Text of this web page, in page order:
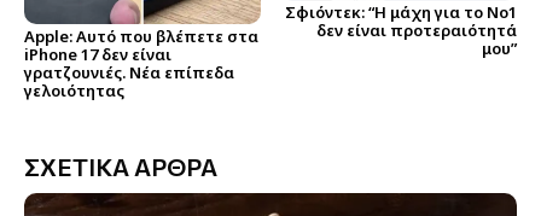
Apple: Αυτό που βλέπετε στα
iPhone 17 δεν είναι
γρατζουνιές. Νέα επίπεδα
γελοιότητας
Σφιόντεκ: “Η μάχη για το Νο1
δεν είναι προτεραιότητά
μου”
ΣΧΕΤΙΚΑ ΑΡΘΡΑ